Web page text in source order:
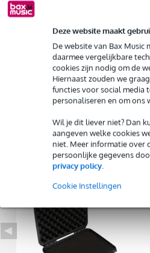
Deze website maakt
De website van Bax Music
daarmee vergelijkbare
cookies zijn nodig om de
Hiernaast zouden we
functies voor social media
personaliseren en om ons
Wil je dit liever niet? Dan
aangeven welke cookies
niet. Meer informatie over
persoonlijke gegevens
privacy policy.
Cookie Instellingen
Gratis
Al na 4 maanden maandelijks
De mogelijkheid om je
Snelle vervanging door Bax
Huur dit
Productinformatie
aantal stuks: 1
type: beschermkoffer
serie/model: Peli Air 1505
Bekijk alle productspecificaties
Bekijk ook eens (2)